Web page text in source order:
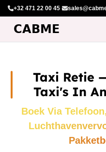
+32 471 22 00 45·
Taxi Retie
Taxi's In
Boek Via